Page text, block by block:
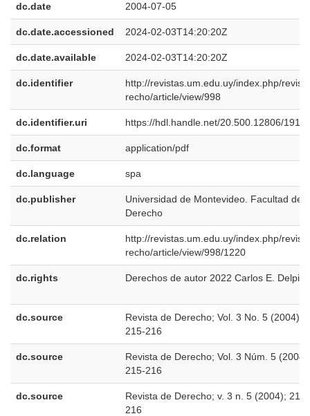
dc.date 2004-07-05
dc.date.accessioned 2024-02-03T14:20:20Z
dc.date.available 2024-02-03T14:20:20Z
dc.identifier
http://revistas.um.edu.uy/index.php/
recho/article/view/998
dc.identifier.uri https://hdl.handle.net/20.500.12806/1912
dc.format application/pdf
dc.language spa
dc.publisher
Universidad de Montevideo. Facultad de
Derecho
dc.relation
http://revistas.um.edu.uy/index.php/
recho/article/view/998/1220
dc.rights Derechos de autor 2022 Carlos E.
dc.source
Revista de Derecho; Vol. 3 No. 5 (2004);
215-216
dc.source
Revista de Derecho; Vol. 3 Núm. 5 (2004);
215-216
dc.source
Revista de Derecho; v. 3 n. 5 (2004); 215-
216